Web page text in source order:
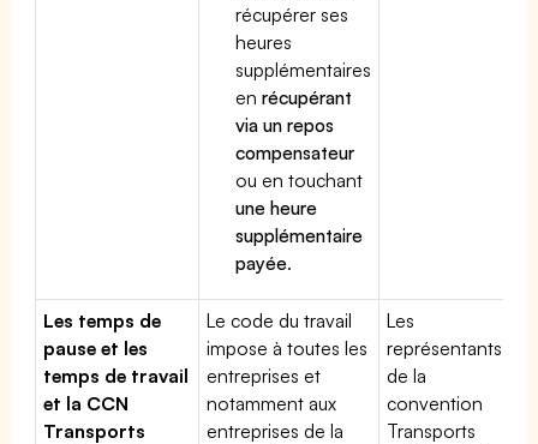
récupérer ses
heures
supplémentaires
enrécupérant
via un repos
compensateur
ou en touchant
une heure
supplémentaire
payée.
Les temps de
pause et les
temps de travail
et la CCN
Transports
Le code du travail
impose à toutes les
entreprises et
notamment aux
entreprises de la
Les
représentants
de la
convention
Transports